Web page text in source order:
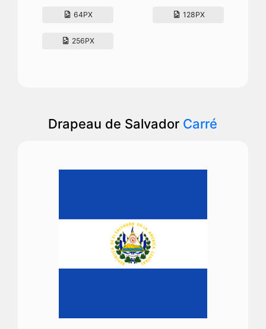
64PX 128PX
256PX
Drapeau de Salvador Carré